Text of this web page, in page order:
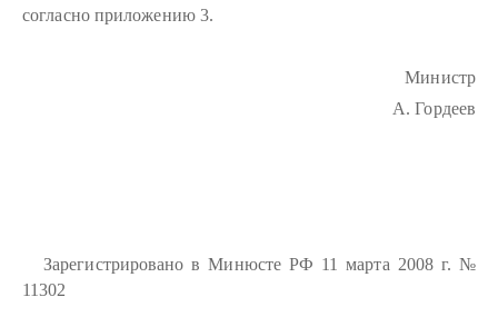
согласно приложению 3.
Министр
А. Гордеев
Зарегистрировано в Минюсте РФ 11 марта 2008 г. №
11302